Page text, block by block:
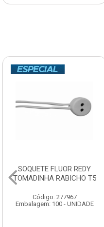
SOQUETE LAMPADA
LUSTRE/COLUNA
BRANCO
Código: 347248